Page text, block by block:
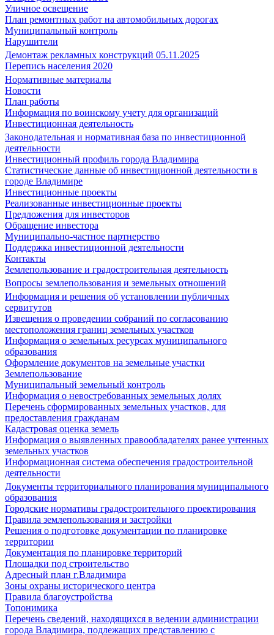
Уличное освещение
План ремонтных работ на автомобильных дорогах
Муниципальный контроль
Нарушители
Демонтаж рекламных конструкций 05.11.2025
Перепись населения 2020
Нормативные материалы
Новости
План работы
Информация по воинскому учету для организаций
Инвестиционная деятельность
Законодательная и нормативная база по инвестиционной
деятельности
Инвестиционный профиль города Владимира
Статистические данные об инвестиционной деятельности в
городе Владимире
Инвестиционные проекты
Реализованные инвестиционные проекты
Предложения для инвесторов
Обращение инвестора
Муниципально-частное партнерство
Поддержка инвестиционной деятельности
Контакты
Землепользование и градостроительная деятельность
Вопросы землепользования и земельных отношений
Информация и решения об установлении публичных
сервитутов
Извещения о проведении собраний по согласованию
местоположения границ земельных участков
Информация о земельных ресурсах муниципального
образования
Оформление документов на земельные участки
Землепользование
Муниципальный земельный контроль
Информация о невостребованных земельных долях
Перечень сформированных земельных участков, для
предоставления гражданам
Кадастровая оценка земель
Информация о выявленных правообладателях ранее учтенных
земельных участков
Информационная система обеспечения градостроительной
деятельности
Документы территориального планирования муниципального
образования
Городские нормативы градостроительного проектирования
Правила землепользования и застройки
Решения о подготовке документации по планировке
территории
Документация по планировке территорий
Площадки под строительство
Адресный план г.Владимира
Зоны охраны исторического центра
Правила благоустройства
Топонимика
Перечень сведений, находящихся в ведении администрации
города Владимира, подлежащих представлению с